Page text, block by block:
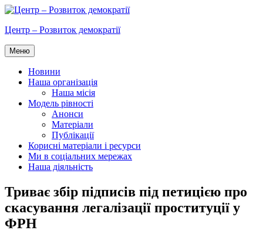
Перейти
вмісту
Центр – Розвиток демократії
Меню
Новини
Наша організація
Наша місія
Модель рівності
Анонси
Матеріали
Публікації
Корисні матеріали і ресурси
Ми в соціальних мережах
Наша діяльність
Триває збір підписів під петицією про
скасування легалізації проституції у
ФРН